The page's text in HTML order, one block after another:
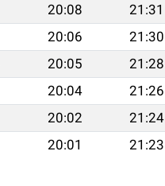
20:08
21:31
20:06
21:30
20:05
21:28
20:04
21:26
20:02
21:24
20:01 21:23